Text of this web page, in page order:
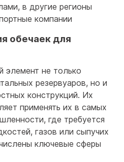
в другие регионы
компании
обечаек для
элемент не только
резервуаров, но и
конструкций. Их
применять их в самых
где требуется
газов или сыпучих
ключевые сферы